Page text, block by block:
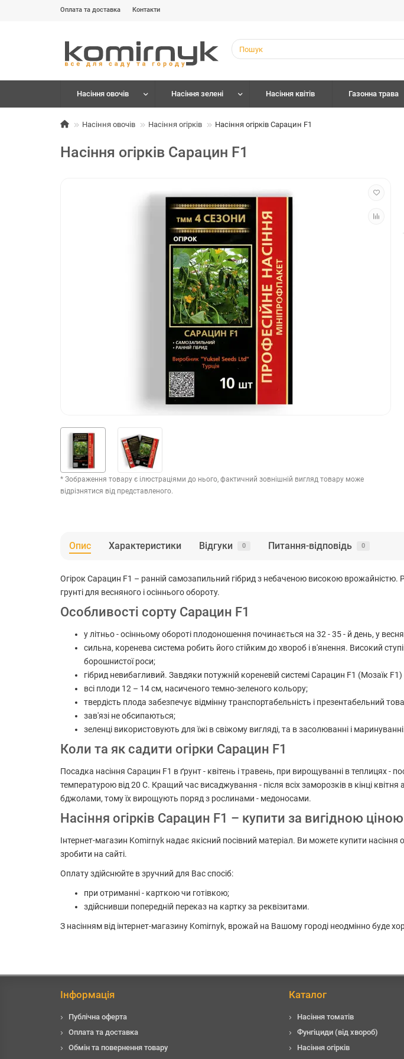
Оплата та доставка Контакти
Насіння овочів Насіння зелені Насіння квітів Газонна трава
Насіння овочів Насіння огірків Насіння огірків Сарацин F1
Насіння огірків Сарацин F1
* Зображення товару є ілюстраціями до нього, фактичний зовнішній вигляд товару може
відрізнятися від представленого.
Опис Характеристики Відгуки 0 Питання-відповідь 0
Огірок Сарацин F1 – ранній самозапильний гібрид з небаченою високою врожайністю.
грунті для весняного і осіннього обороту.
Особливості сорту Сарацин F1
у літньо - осінньому обороті плодоношення починається на 32 - 35 - й день, у
сильна, коренева система робить його стійким до хвороб і в'янення. Високий
борошнистої роси;
гібрид невибагливий. Завдяки потужній кореневій системі Сарацин F1 (Мозаїк
всі плоди 12 – 14 см, насиченого темно-зеленого кольору;
твердість плода забезпечує відмінну транспортабельність і презентабельний
зав'язі не обсипаються;
зеленці використовують для їжі в свіжому вигляді, та в засолюванні і
Коли та як садити огірки Сарацин F1
Посадка насіння Сарацин F1 в ґрунт - квітень і травень, при вирощуванні в теплицях -
температурою від 20 С. Кращий час висаджування - після всіх заморозків в кінці
бджолами, тому їх вирощують поряд з рослинами - медоносами.
Насіння огірків Сарацин F1 – купити за вигідною
Інтернет-магазин Komirnyk надає якісний посівний матеріал. Ви можете купити
зробити на сайті.
Оплату здійснюйте в зручний для Вас спосіб:
при отриманні - карткою чи готівкою;
здійснивши попередній переказ на картку за реквізитами.
З насінням від інтернет-магазину Komirnyk, врожай на Вашому городі неодмінно буде
Інформація
Публічна оферта
Оплата та доставка
Обмін та повернення товару
Каталог
Насіння томатів
Фунгіциди (від хвороб)
Насіння огірків